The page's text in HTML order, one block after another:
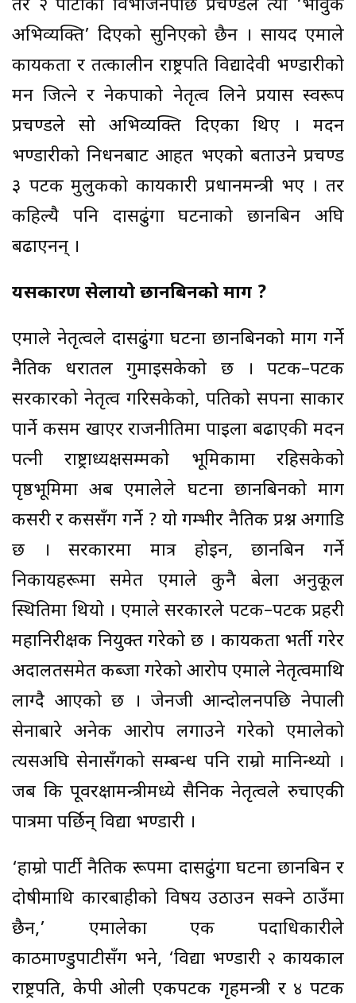
तर २ पार्टीको विभाजनपछि प्रचण्डले त्यो ‘भावुक
अभिव्यक्ति’ दिएको सुनिएको छैन । सायद एमाले
कार्यकर्ता र तत्कालीन राष्ट्रपति विद्यादेवी भण्डारीको
मन जित्ने र नेकपाको नेतृत्व लिने प्रयास स्वरूप
प्रचण्डले सो अभिव्यक्ति दिएका थिए । मदन
भण्डारीको निधनबाट आहत भएको बताउने प्रचण्ड
३ पटक मुलुकको कार्यकारी प्रधानमन्त्री भए । तर
कहिल्यै पनि दासढुंगा घटनाको छानबिन अघि
बढाएनन् ।
यसकारण सेलायो छानबिनको माग ?
एमाले नेतृत्वले दासढुंगा घटना छानबिनको माग गर्ने
नैतिक धरातल गुमाइसकेको छ । पटक–पटक
सरकारको नेतृत्व गरिसकेको, पतिको सपना साकार
पार्ने कसम खाएर राजनीतिमा पाइला बढाएकी मदन
पत्नी राष्ट्राध्यक्षसम्मको भूमिकामा रहिसकेको
पृष्ठभूमिमा अब एमालेले घटना छानबिनको माग
कसरी र कससँग गर्ने ? यो गम्भीर नैतिक प्रश्न अगाडि
छ । सरकारमा मात्र होइन, छानबिन गर्ने
निकायहरूमा समेत एमाले कुनै बेला अनुकूल
स्थितिमा थियो । एमाले सरकारले पटक–पटक प्रहरी
महानिरीक्षक नियुक्त गरेको छ । कार्यकर्ता भर्ती गरेर
अदालतसमेत कब्जा गरेको आरोप एमाले नेतृत्वमाथि
लाग्दै आएको छ । जेनजी आन्दोलनपछि नेपाली
सेनाबारे अनेक आरोप लगाउने गरेको एमालेको
त्यसअघि सेनासँगको सम्बन्ध पनि राम्रो मानिन्थ्यो ।
जब कि पूर्वरक्षामन्त्रीमध्ये सैनिक नेतृत्वले रुचाएकी
पात्रमा पर्छिन् विद्या भण्डारी ।
‘हाम्रो पार्टी नैतिक रूपमा दासढुंगा घटना छानबिन र
दोषीमाथि कारबाहीको विषय उठाउन सक्ने ठाउँमा
छैन,’ एमालेका एक पदाधिकारीले
काठमाण्डुपाटीसँग भने, ‘विद्या भण्डारी २ कार्यकाल
राष्ट्रपति, केपी ओली एकपटक गृहमन्त्री र ४ पटक